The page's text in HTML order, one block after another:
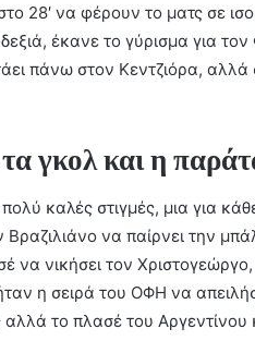
28′ να φέρουν το ματς σε
έκανε το γύρισμα για
πάνω στον Κεντζιόρα,
τα γκολ και η
καλές στιγμές, μια για
να παίρνει την
να νικήσει τον
η σειρά του ΟΦΗ να
το πλασέ του